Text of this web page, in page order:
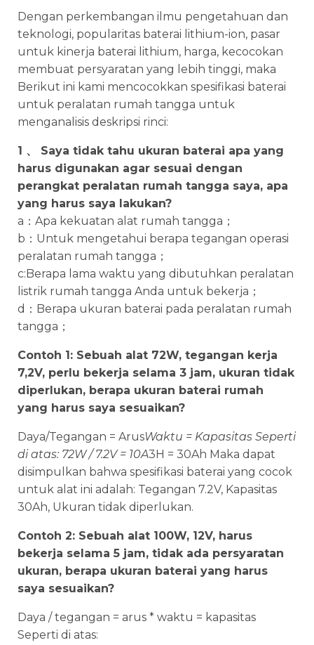
Dengan perkembangan ilmu pengetahuan dan
teknologi, popularitas baterai lithium-ion, pasar
untuk kinerja baterai lithium, harga, kecocokan
membuat persyaratan yang lebih tinggi, maka
Berikut ini kami mencocokkan spesifikasi baterai
untuk peralatan rumah tangga untuk
menganalisis deskripsi rinci:
1 、 Saya tidak tahu ukuran baterai apa yang
harus digunakan agar sesuai dengan
perangkat peralatan rumah tangga saya, apa
yang harus saya lakukan?
a：Apa kekuatan alat rumah tangga；
b：Untuk mengetahui berapa tegangan operasi
peralatan rumah tangga；
c:Berapa lama waktu yang dibutuhkan peralatan
listrik rumah tangga Anda untuk bekerja；
d：Berapa ukuran baterai pada peralatan rumah
tangga；
Contoh 1: Sebuah alat 72W, tegangan kerja
7,2V, perlu bekerja selama 3 jam, ukuran tidak
diperlukan, berapa ukuran baterai rumah
yang harus saya sesuaikan?
Daya/Tegangan = ArusWaktu = Kapasitas Seperti
di atas: 72W / 7.2V = 10A3H = 30Ah Maka dapat
disimpulkan bahwa spesifikasi baterai yang cocok
untuk alat ini adalah: Tegangan 7.2V, Kapasitas
30Ah, Ukuran tidak diperlukan.
Contoh 2: Sebuah alat 100W, 12V, harus
bekerja selama 5 jam, tidak ada persyaratan
ukuran, berapa ukuran baterai yang harus
saya sesuaikan?
Daya / tegangan = arus * waktu = kapasitas
Seperti di atas: